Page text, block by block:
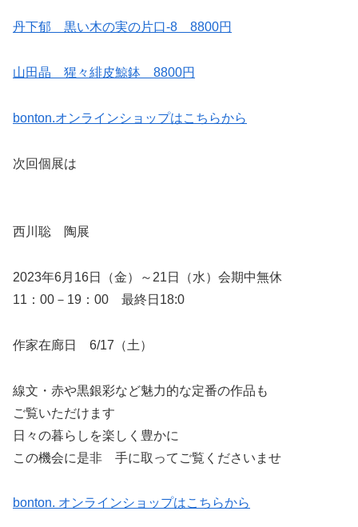
丹下郁 黒い木の実の片口‐8 8800円
山田晶 猩々緋皮鯨鉢 8800円
bonton.オンラインショップはこちらから
次回個展は
西川聡 陶展
2023年6月16日（金）～21日（水）会期中無休
11：00－19：00 最終日18:0
作家在廊日 6/17（土）
線文・赤や黒銀彩など魅力的な定番の作品も
ご覧いただけます
日々の暮らしを楽しく豊かに
この機会に是非 手に取ってご覧くださいませ
bonton. オンラインショップはこちらから